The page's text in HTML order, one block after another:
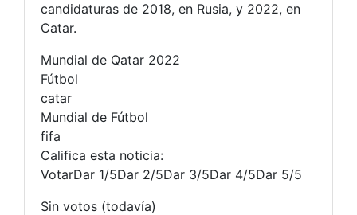
candidaturas de 2018, en Rusia, y 2022, en
Catar.
Mundial de Qatar 2022
Fútbol
catar
Mundial de Fútbol
fifa
Califica esta noticia:
VotarDar 1/5Dar 2/5Dar 3/5Dar 4/5Dar 5/5
Sin votos (todavía)